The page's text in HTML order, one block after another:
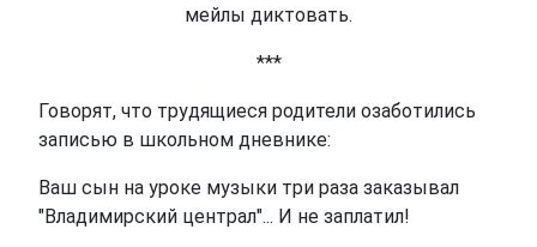
мейлы диктовать.
***
Говорят, что трудящиеся родители озаботились
записью в школьном дневнике:
Ваш сын на уроке музыки три раза заказывал
"Владимирский централ"... И не заплатил!